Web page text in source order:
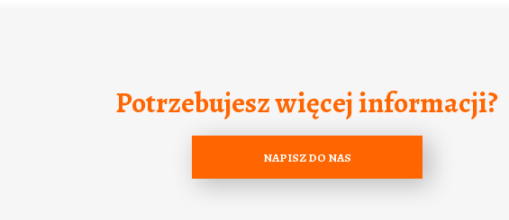
Potrzebujesz więcej informacji?
NAPISZ DO NAS